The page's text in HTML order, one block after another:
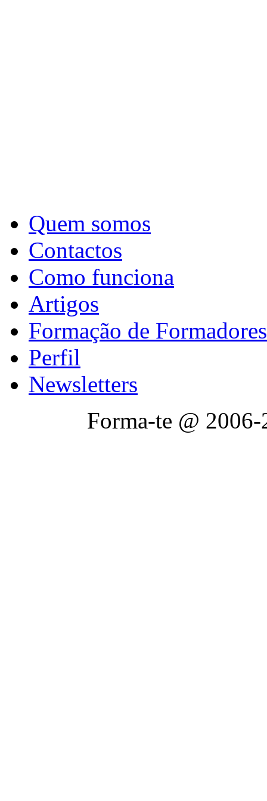
Quem somos
Contactos
Como funciona
Artigos
Formação de Formadores
Perfil
Newsletters
Forma-te @